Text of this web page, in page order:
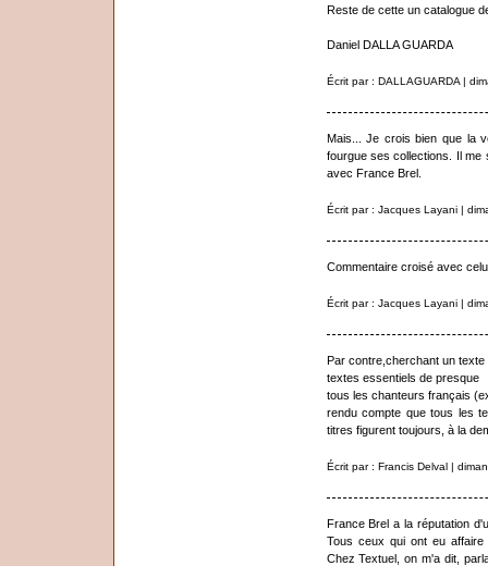
Reste de cette un catalogue
Daniel DALLA GUARDA
Écrit par : DALLAGUARDA |
Mais... Je crois bien que la
fourgue ses collections. Il
avec France Brel.
Écrit par : Jacques Layani |
Commentaire croisé avec
Écrit par : Jacques Layani |
Par contre,cherchant un
textes essentiels de presque
tous les chanteurs français
rendu compte que tous les
titres figurent toujours, à la
Écrit par : Francis Delval |
France Brel a la réputation
Tous ceux qui ont eu
Chez Textuel, on m'a dit,